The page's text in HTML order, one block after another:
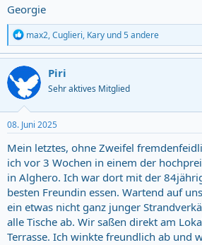
Georgie
R
e
a
c
t
o
n
s
:
max2,Cuglieri, Kary und 5 andere
Piri
Sehr aktives Mitglied
08. Juni 2025
Mein letztes, ohne Zweifel
ich vor 3 Wochen in einem der
in Alghero. Ich war dort mit der
besten Freundin essen. Wartend auf
ein etwas nicht ganz junger
alle Tische ab. Wir saßen direkt am
Terrasse. Ich winkte freundlich ab und